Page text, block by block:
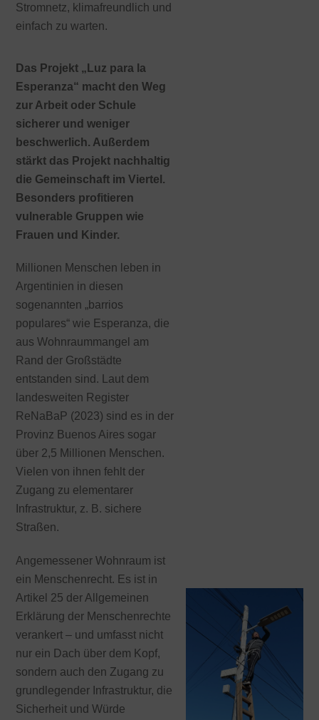
Stromnetz, klimafreundlich und
einfach zu warten.
Das Projekt „Luz para la
Esperanza“ macht den Weg
zur Arbeit oder Schule
sicherer und weniger
beschwerlich. Außerdem
stärkt das Projekt nachhaltig
die Gemeinschaft im Viertel.
Besonders profitieren
vulnerable Gruppen wie
Frauen und Kinder.
Millionen Menschen leben in
Argentinien in diesen
sogenannten „barrios
populares“ wie Esperanza, die
aus Wohnraummangel am
Rand der Großstädte
entstanden sind. Laut dem
landesweiten Register
ReNaBaP (2023) sind es in der
Provinz Buenos Aires sogar
über 2,5 Millionen Menschen.
Vielen von ihnen fehlt der
Zugang zu elementarer
Infrastruktur, z. B. sichere
Straßen.
Angemessener Wohnraum ist
ein Menschenrecht. Es ist in
Artikel 25 der Allgemeinen
Erklärung der Menschenrechte
verankert – und umfasst nicht
nur ein Dach über dem Kopf,
sondern auch den Zugang zu
grundlegender Infrastruktur, die
Sicherheit und Würde